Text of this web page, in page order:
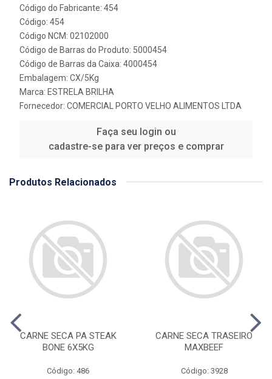
Código do Fabricante: 454
Código: 454
Código NCM: 02102000
Código de Barras do Produto: 5000454
Código de Barras da Caixa: 4000454
Embalagem: CX/5Kg
Marca: ESTRELA BRILHA
Fornecedor: COMERCIAL PORTO VELHO ALIMENTOS LTDA
Faça seu login ou
cadastre-se para ver preços e comprar
Produtos Relacionados
CARNE SECA PA STEAK
BONE 6X5KG
Código: 486
CARNE SECA TRASEIRO
MAXBEEF
Código: 3928